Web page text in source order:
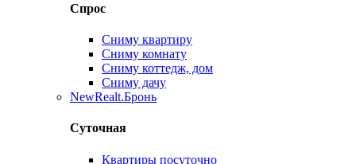
Спрос
Сниму квартиру
Сниму комнату
Сниму коттедж, дом
Сниму дачу
NewRealt.Бронь
Суточная
Квартиры посуточно